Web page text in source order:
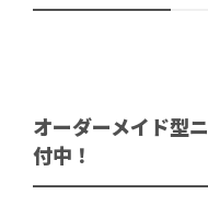
オーダーメイド型
付中！